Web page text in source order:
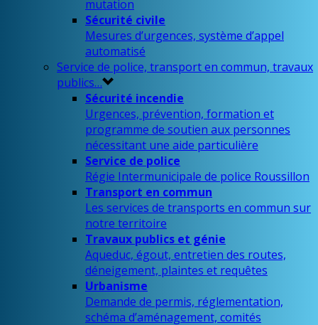
mutation
Sécurité civile
Mesures d’urgences, système d’appel
automatisé
Service de police, transport en commun, travaux
publics…
Sécurité incendie
Urgences, prévention, formation et
programme de soutien aux personnes
nécessitant une aide particulière
Service de police
Régie Intermunicipale de police Roussillon
Transport en commun
Les services de transports en commun sur
notre territoire
Travaux publics et génie
Aqueduc, égout, entretien des routes,
déneigement, plaintes et requêtes
Urbanisme
Demande de permis, réglementation,
schéma d’aménagement, comités